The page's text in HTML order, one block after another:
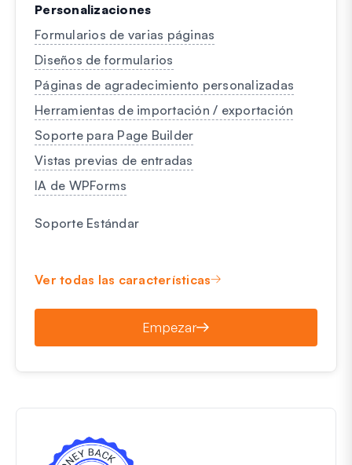
Personalizaciones
Formularios de varias páginas
Diseños de formularios
Páginas de agradecimiento personalizadas
Herramientas de importación / exportación
Soporte para Page Builder
Vistas previas de entradas
IA de WPForms
Soporte Estándar
Ver todas las características
Empezar